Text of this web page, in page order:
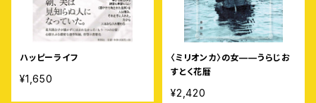
ハッピーライフ
¥1,650
〈ミリオンカ〉の女——うらじお
すとく花暦
¥2,420